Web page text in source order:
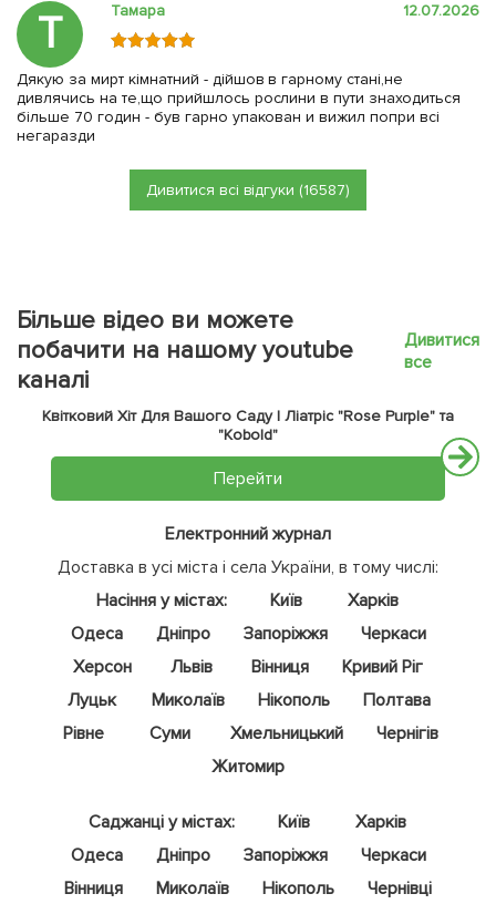
Т Тамара 12.07.2026
Дякую за мирт кімнатний - дійшов в гарному стані,не
дивлячись на те,що прийшлось рослини в пути знаходиться
більше 70 годин - був гарно упакован и вижил попри всі
негаразди
Дивитися всі відгуки (16587)
Більше відео ви можете
побачити на нашому youtube
каналі
Дивитися
все
Квітковий Хіт Для Вашого Саду | Ліатріс "Rose Purple" та
"Kobold"
Перейти
Електронний журнал
Доставка в усі міста і села України, в тому числі:
Насіння у містах:
Київ
Харків
Одеса
Дніпро Запоріжжя
Черкаси
Херсон
Львів Вінниця
Кривий Ріг
Луцьк
Миколаїв Нікополь
Полтава
Рівне
Суми Хмельницький
Чернігів
Житомир
Саджанці у містах: Київ
Харків
Одеса
Дніпро Запоріжжя
Черкаси
Вінниця
Миколаїв Нікополь
Чернівці